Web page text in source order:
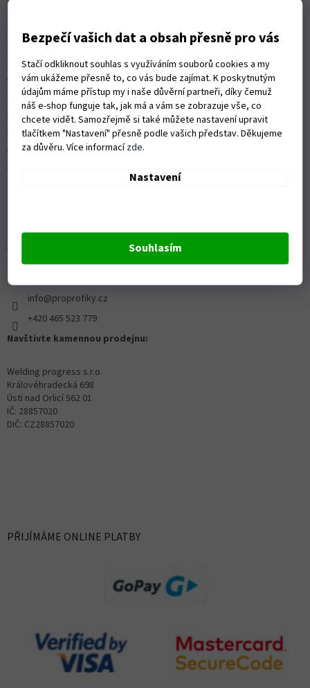
Bezpečí vašich dat a obsah přesně pro vás
Stačí odkliknout souhlas s využíváním souborů cookies a my
vám ukážeme přesně to, co vás bude zajímat. K poskytnutým
údajům máme přístup my i naše důvěrní partneři, díky čemuž
náš e-shop funguje tak, jak má a vám se zobrazuje vše, co
chcete vidět. Samozřejmě si také můžete nastavení upravit
tlačítkem "Nastavení" přesně podle vašich představ. Děkujeme
za důvěru. Více informacízde.
Nastavení
Souhlasím
Ochrana osobních údajů
Možnosti dopravy
Platební možnosti
Vrácení zboží a reklamace
Nákup na splátky
ISO 9001:2015
Politika kvality
Předváděcí stroje Husqvarna
Autorizovaný servis Husqvarna
Kontaktní formulář ZDE
info@proprofiky.cz
+420 465 523 779
Navštivte kamennou prodejnu:
Welding progress s.r.o.
Královéhradecká 698
Ústí nad Orlicí 562 01
IČ: 28857020
DIČ: CZ28857020
PŘIJÍMÁME ONLINE PLATBY